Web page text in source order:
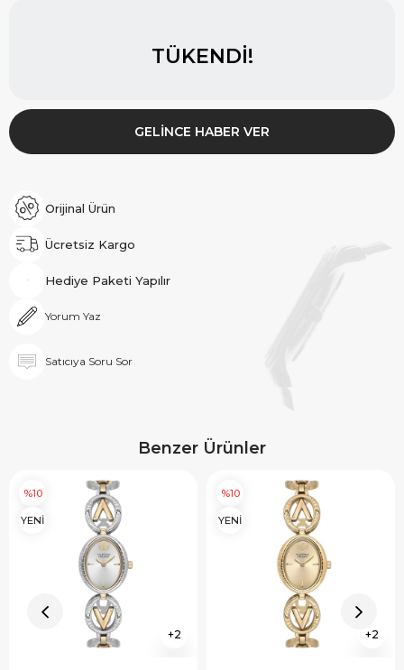
TÜKENDI!
GELINCE HABER VER
Orijinal Ürün
Ücretsiz Kargo
Hediye Paketi Yapılır
Yorum Yaz
Satıcıya Soru Sor
Benzer Ürünler
2
%10
YENİ
2
%10
YENİ